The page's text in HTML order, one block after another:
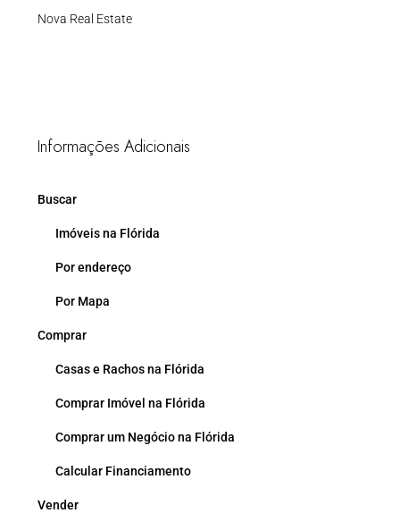
Nova Real Estate
Informações Adicionais
Buscar
Imóveis na Flórida
Por endereço
Por Mapa
Comprar
Casas e Rachos na Flórida
Comprar Imóvel na Flórida
Comprar um Negócio na Flórida
Calcular Financiamento
Vender